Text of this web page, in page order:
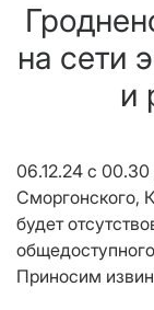
на сети
и
06.12.24 с
Сморгонского,
будет
Приносим